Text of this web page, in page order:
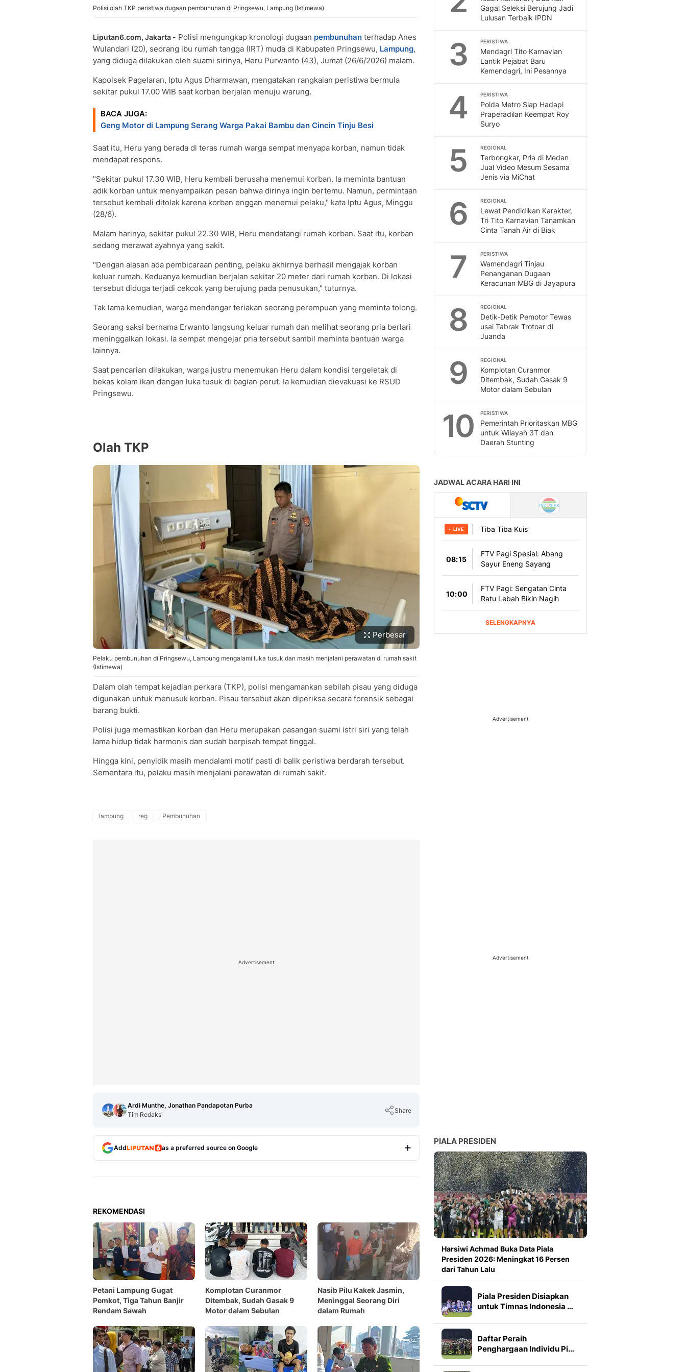
Polisi olah TKP peristiwa dugaan pembunuhan di Pringsewu, Lampung (Istimewa)
Liputan6.com, Jakarta - Polisi mengungkap kronologi dugaan pembunuhan terhadap Anes
Wulandari (20), seorang ibu rumah tangga (IRT) muda di Kabupaten Pringsewu, Lampung,
yang diduga dilakukan oleh suami sirinya, Heru Purwanto (43), Jumat (26/6/2026) malam.
Kapolsek Pagelaran, Iptu Agus Dharmawan, mengatakan rangkaian peristiwa bermula
sekitar pukul 17.00 WIB saat korban berjalan menuju warung.
BACA JUGA:
Geng Motor di Lampung Serang Warga Pakai Bambu dan Cincin Tinju Besi
Saat itu, Heru yang berada di teras rumah warga sempat menyapa korban, namun tidak
mendapat respons.
"Sekitar pukul 17.30 WIB, Heru kembali berusaha menemui korban. Ia meminta bantuan
adik korban untuk menyampaikan pesan bahwa dirinya ingin bertemu. Namun, permintaan
tersebut kembali ditolak karena korban enggan menemui pelaku," kata Iptu Agus, Minggu
(28/6).
Malam harinya, sekitar pukul 22.30 WIB, Heru mendatangi rumah korban. Saat itu, korban
sedang merawat ayahnya yang sakit.
"Dengan alasan ada pembicaraan penting, pelaku akhirnya berhasil mengajak korban
keluar rumah. Keduanya kemudian berjalan sekitar 20 meter dari rumah korban. Di lokasi
tersebut diduga terjadi cekcok yang berujung pada penusukan," tuturnya.
Tak lama kemudian, warga mendengar teriakan seorang perempuan yang meminta tolong.
Seorang saksi bernama Erwanto langsung keluar rumah dan melihat seorang pria berlari
meninggalkan lokasi. Ia sempat mengejar pria tersebut sambil meminta bantuan warga
lainnya.
Saat pencarian dilakukan, warga justru menemukan Heru dalam kondisi tergeletak di
bekas kolam ikan dengan luka tusuk di bagian perut. Ia kemudian dievakuasi ke RSUD
Pringsewu.
Olah TKP
Perbesar
Pelaku pembunuhan di Pringsewu, Lampung mengalami luka tusuk dan masih menjalani perawatan di rumah sakit
(Istimewa)
Dalam olah tempat kejadian perkara (TKP), polisi mengamankan sebilah pisau yang diduga
digunakan untuk menusuk korban. Pisau tersebut akan diperiksa secara forensik sebagai
barang bukti.
Polisi juga memastikan korban dan Heru merupakan pasangan suami istri siri yang telah
lama hidup tidak harmonis dan sudah berpisah tempat tinggal.
Hingga kini, penyidik masih mendalami motif pasti di balik peristiwa berdarah tersebut.
Sementara itu, pelaku masih menjalani perawatan di rumah sakit.
lampung reg Pembunuhan
Advertisement
Ardi Munthe, Jonathan Pandapotan Purba
Tim Redaksi
Share
Add as a preferred source on Google
REKOMENDASI
Petani Lampung Gugat
Pemkot, Tiga Tahun Banjir
Rendam Sawah
Komplotan Curanmor
Ditembak, Sudah Gasak 9
Motor dalam Sebulan
Nasib Pilu Kakek Jasmin,
Meninggal Seorang Diri
dalam Rumah
Gagal Seleksi Berujung Jadi
Lulusan Terbaik IPDN
3 PERISTIWA
Mendagri Tito Karnavian
Lantik Pejabat Baru
Kemendagri, Ini Pesannya
4 PERISTIWA
Polda Metro Siap Hadapi
Praperadilan Keempat Roy
Suryo
5 REGIONAL
Terbongkar, Pria di Medan
Jual Video Mesum Sesama
Jenis via MiChat
6 REGIONAL
Lewat Pendidikan Karakter,
Tri Tito Karnavian Tanamkan
Cinta Tanah Air di Biak
7 PERISTIWA
Wamendagri Tinjau
Penanganan Dugaan
Keracunan MBG di Jayapura
8 REGIONAL
Detik-Detik Pemotor Tewas
usai Tabrak Trotoar di
Juanda
9 REGIONAL
Komplotan Curanmor
Ditembak, Sudah Gasak 9
Motor dalam Sebulan
10 PERISTIWA
Pemerintah Prioritaskan MBG
untuk Wilayah 3T dan
Daerah Stunting
Advertisement
Advertisement
PIALA PRESIDEN
Harsiwi Achmad Buka Data Piala
Presiden 2026: Meningkat 16 Persen
dari Tahun Lalu
Piala Presiden Disiapkan
untuk Timnas Indonesia …
Daftar Peraih
Penghargaan Individu Pi…